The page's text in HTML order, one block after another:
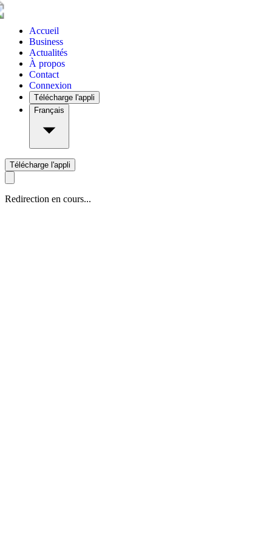
Accueil
Business
Actualités
À propos
Contact
Connexion
Télécharge l'appli
Français
Télécharge l'appli
Redirection en cours...